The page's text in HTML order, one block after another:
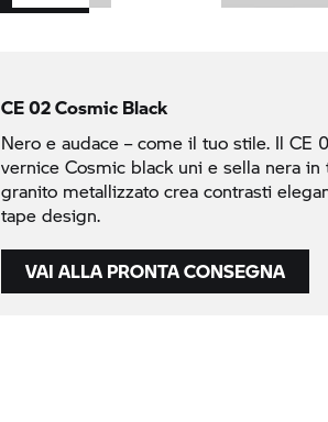
CE 02Cosmic Black
Nero e audace – come il tuo stile. IlCE
vernice Cosmic black uni e sella nera
granito metallizzato crea contrasti
tape design.
VAI ALLA PRONTA CONSEGNA